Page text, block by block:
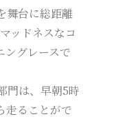
舞台に総距離
ッドネスなコ
ングレースで
門は、早朝5時
走ることがで